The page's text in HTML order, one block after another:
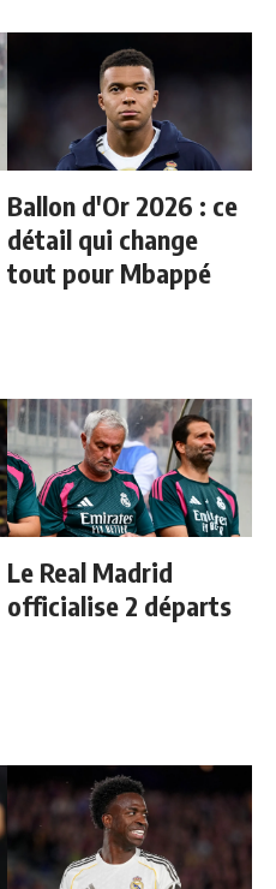
Ballon d'Or 2026 : ce
détail qui change
tout pour Mbappé
Le Real Madrid
officialise 2 départs